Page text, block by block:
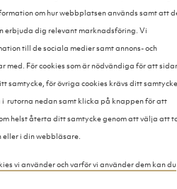
för möten oavsett ändamål. Här
samtidigt. Detta gör att lokalen
oavsett om det är i privata syften
Lokalen kan också användas för
för affärer som kräver lite lugn och
som verksamheten erbjuder är
koncept. Lokalen ligger mitt i
En perfekt samlingsplats!
om hur webbplatsen används samt att
erbjuda dig relevant marknadsföring. Vi
till de sociala medier samt annons- och
med. För cookies som är nödvändiga för att
samtycke, för övriga cookies krävs ditt samtycke
i rutorna nedan samt klicka på knappen för att
helst återta ditt samtycke genom att välja att
eller i din webbläsare.
vi använder och varför vi använder dem kan du